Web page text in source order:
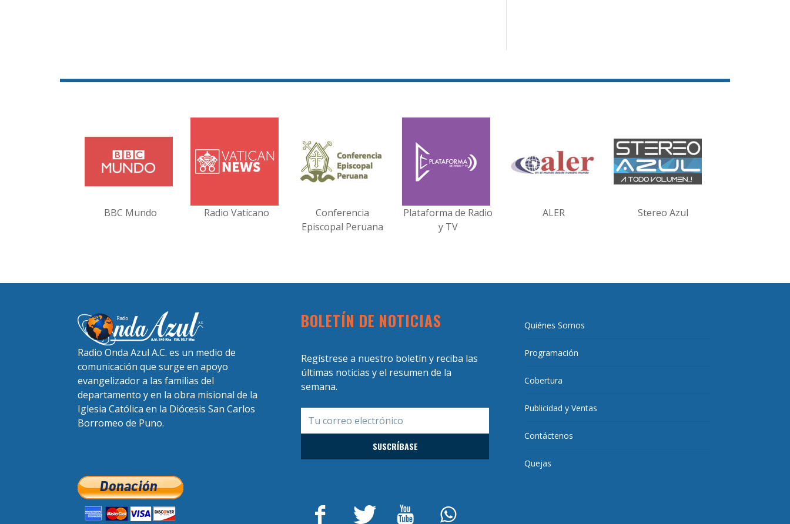
BBC Mundo Radio Vaticano
Conferencia
Episcopal Peruana
Plataforma de Radio
y TV
ALER Stereo Azul
Radio Onda Azul A.C. es un medio de
comunicación que surge en apoyo
evangelizador a las familias del
departamento y en la obra misional de la
Iglesia Católica en la Diócesis San Carlos
Borromeo de Puno.
BOLETÍN DE NOTICIAS
Regístrese a nuestro boletín y reciba las
últimas noticias y el resumen de la
semana.
Quiénes Somos
Programación
Cobertura
Publicidad y Ventas
Contáctenos
Quejas